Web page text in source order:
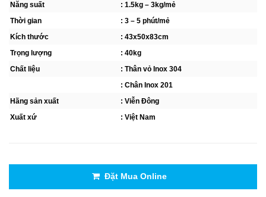
Năng suất
: 1.5kg – 3kg/mẻ
Thời gian
: 3 – 5 phút/mẻ
Kích thước
: 43x50x83cm
Trọng lượng
: 40kg
Chất liệu
: Thân vỏ Inox 304
: Chân Inox 201
Hãng sản xuất
: Viễn Đông
Xuất xứ
: Việt Nam
Đặt Mua Online